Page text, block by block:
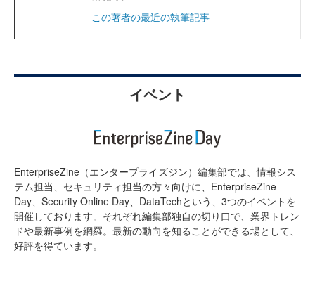
この著者の最近の執筆記事
イベント
EnterpriseZine（エンタープライズジン）編集部では、情報シス
テム担当、セキュリティ担当の方々向けに、EnterpriseZine
Day、Security Online Day、DataTechという、3つのイベントを
開催しております。それぞれ編集部独自の切り口で、業界トレン
ドや最新事例を網羅。最新の動向を知ることができる場として、
好評を得ています。